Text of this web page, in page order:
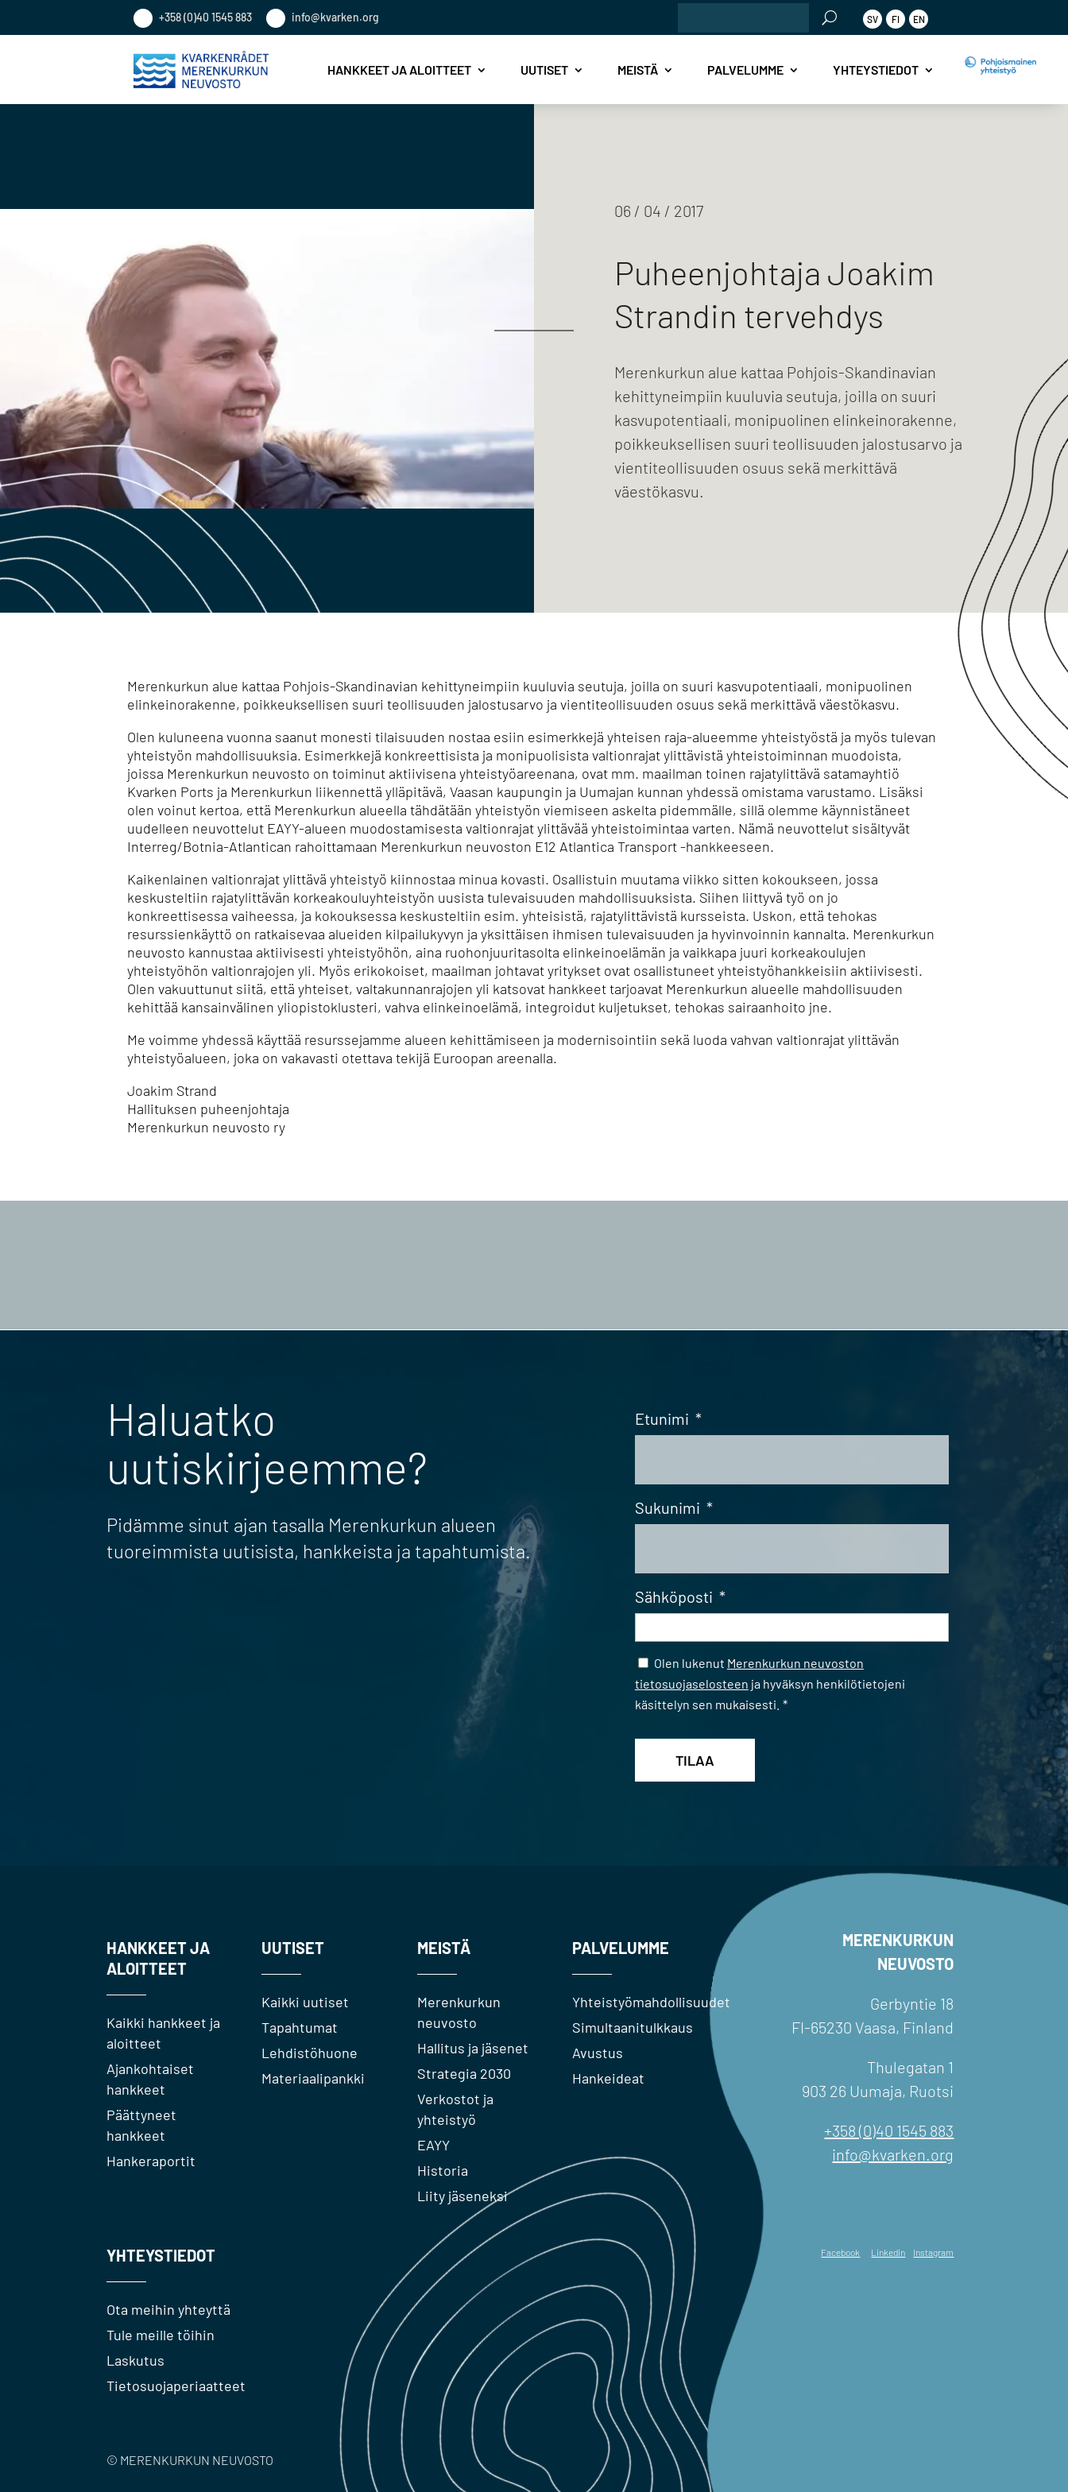
+358 (0)40 1545 883 info@kvarken.org SV FI EN
HANKKEET JA ALOITTEET UUTISET MEISTÄ PALVELUMME YHTEYSTIEDOT
06 / 04 / 2017
Puheenjohtaja Joakim
Strandin tervehdys
Merenkurkun alue kattaa Pohjois-Skandinavian
kehittyneimpiin kuuluvia seutuja, joilla on suuri
kasvupotentiaali, monipuolinen elinkeinorakenne,
poikkeuksellisen suuri teollisuuden jalostusarvo ja
vientiteollisuuden osuus sekä merkittävä
väestökasvu.
Merenkurkun alue kattaa Pohjois-Skandinavian kehittyneimpiin kuuluvia seutuja, joilla on suuri kasvupotentiaali, monipuolinen
elinkeinorakenne, poikkeuksellisen suuri teollisuuden jalostusarvo ja vientiteollisuuden osuus sekä merkittävä väestökasvu.
Olen kuluneena vuonna saanut monesti tilaisuuden nostaa esiin esimerkkejä yhteisen raja-alueemme yhteistyöstä ja myös tulevan
yhteistyön mahdollisuuksia. Esimerkkejä konkreettisista ja monipuolisista valtionrajat ylittävistä yhteistoiminnan muodoista,
joissa Merenkurkun neuvosto on toiminut aktiivisena yhteistyöareenana, ovat mm. maailman toinen rajatylittävä satamayhtiö
Kvarken Ports ja Merenkurkun liikennettä ylläpitävä, Vaasan kaupungin ja Uumajan kunnan yhdessä omistama varustamo. Lisäksi
olen voinut kertoa, että Merenkurkun alueella tähdätään yhteistyön viemiseen askelta pidemmälle, sillä olemme käynnistäneet
uudelleen neuvottelut EAYY-alueen muodostamisesta valtionrajat ylittävää yhteistoimintaa varten. Nämä neuvottelut sisältyvät
Interreg/Botnia-Atlantican rahoittamaan Merenkurkun neuvoston E12 Atlantica Transport -hankkeeseen.
Kaikenlainen valtionrajat ylittävä yhteistyö kiinnostaa minua kovasti. Osallistuin muutama viikko sitten kokoukseen, jossa
keskusteltiin rajatylittävän korkeakouluyhteistyön uusista tulevaisuuden mahdollisuuksista. Siihen liittyvä työ on jo
konkreettisessa vaiheessa, ja kokouksessa keskusteltiin esim. yhteisistä, rajatylittävistä kursseista. Uskon, että tehokas
resurssienkäyttö on ratkaisevaa alueiden kilpailukyvyn ja yksittäisen ihmisen tulevaisuuden ja hyvinvoinnin kannalta. Merenkurkun
neuvosto kannustaa aktiivisesti yhteistyöhön, aina ruohonjuuritasolta elinkeinoelämän ja vaikkapa juuri korkeakoulujen
yhteistyöhön valtionrajojen yli. Myös erikokoiset, maailman johtavat yritykset ovat osallistuneet yhteistyöhankkeisiin aktiivisesti.
Olen vakuuttunut siitä, että yhteiset, valtakunnanrajojen yli katsovat hankkeet tarjoavat Merenkurkun alueelle mahdollisuuden
kehittää kansainvälinen yliopistoklusteri, vahva elinkeinoelämä, integroidut kuljetukset, tehokas sairaanhoito jne.
Me voimme yhdessä käyttää resurssejamme alueen kehittämiseen ja modernisointiin sekä luoda vahvan valtionrajat ylittävän
yhteistyöalueen, joka on vakavasti otettava tekijä Euroopan areenalla.
Joakim Strand
Hallituksen puheenjohtaja
Merenkurkun neuvosto ry
Haluatko
uutiskirjeemme?
Pidämme sinut ajan tasalla Merenkurkun alueen
tuoreimmista uutisista, hankkeista ja tapahtumista.
Etunimi *
Sukunimi *
Sähköposti *
Samtycke *
Olen lukenut Merenkurkun neuvoston
tietosuojaselosteen ja hyväksyn henkilötietojeni
käsittelyn sen mukaisesti. *
HANKKEET JA
ALOITTEET
Kaikki hankkeet ja
aloitteet
Ajankohtaiset
hankkeet
Päättyneet
hankkeet
Hankeraportit
UUTISET
Kaikki uutiset
Tapahtumat
Lehdistöhuone
Materiaalipankki
MEISTÄ
Merenkurkun
neuvosto
Hallitus ja jäsenet
Strategia 2030
Verkostot ja
yhteistyö
EAYY
Historia
Liity jäseneksi
PALVELUMME
Yhteistyömahdollisuudet
Simultaanitulkkaus
Avustus
Hankeideat
YHTEYSTIEDOT
Ota meihin yhteyttä
Tule meille töihin
Laskutus
Tietosuojaperiaatteet
MERENKURKUN
NEUVOSTO
Gerbyntie 18
FI-65230 Vaasa, Finland
Thulegatan 1
903 26 Uumaja, Ruotsi
+358 (0)40 1545 883
info@kvarken.org
Facebook Linkedin Instagram
© MERENKURKUN NEUVOSTO